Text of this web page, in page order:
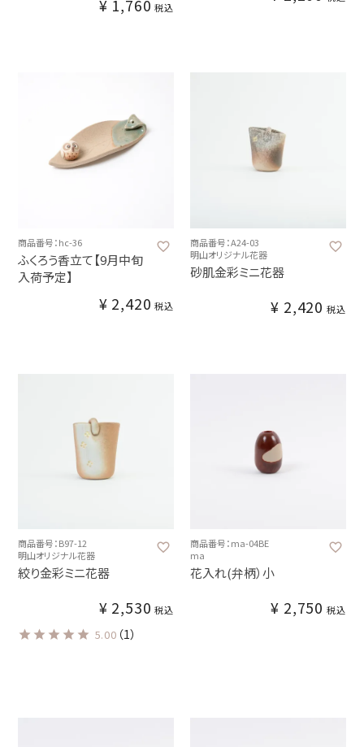
¥ 1,760 税込
商品番号：hc-36
ふくろう香立て【9月中旬
入荷予定】
¥ 2,420 税込
商品番号：A24-03
明山オリジナル花器
砂肌金彩ミニ花器
¥ 2,420 税込
商品番号：B97-12
明山オリジナル花器
絞り金彩ミニ花器
¥ 2,530 税込
5.00 （1）
商品番号：ma-04BE
ma
花入れ(弁柄）小
¥ 2,750 税込